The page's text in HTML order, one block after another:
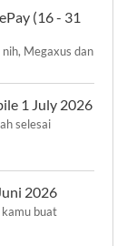
(16 - 31
Megaxus dan
1 July 2026
selesai
2026
buat